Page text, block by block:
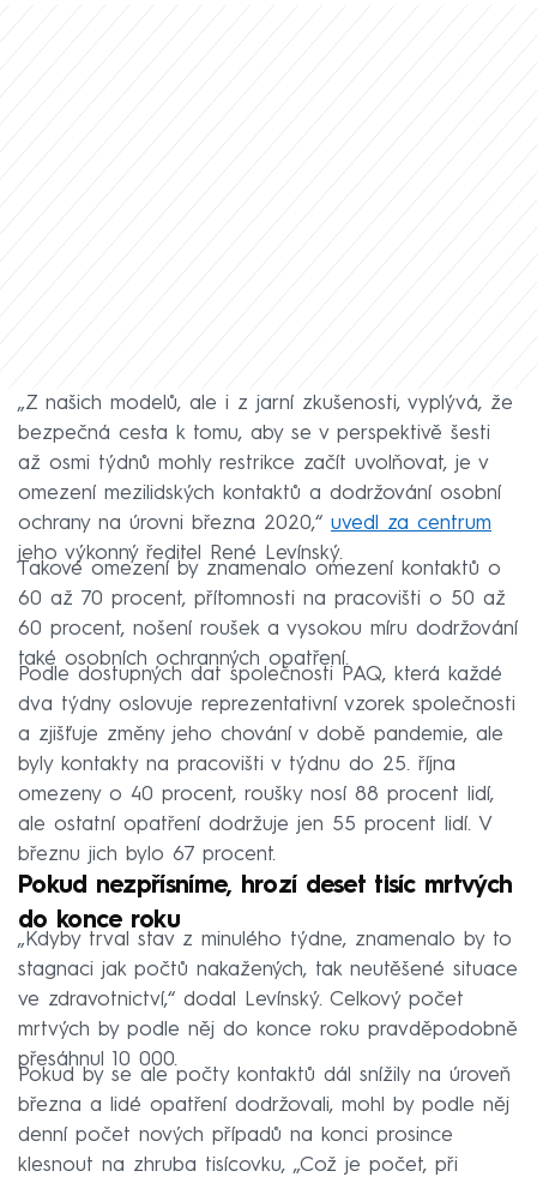
„Z našich modelů, ale i z jarní zkušenosti, vyplývá, že
bezpečná cesta k tomu, aby se v perspektivě šesti
až osmi týdnů mohly restrikce začít uvolňovat, je v
omezení mezilidských kontaktů a dodržování osobní
ochrany na úrovni března 2020,“ uvedl za centrum
jeho výkonný ředitel René Levínský.
Takové omezení by znamenalo omezení kontaktů o
60 až 70 procent, přítomnosti na pracovišti o 50 až
60 procent, nošení roušek a vysokou míru dodržování
také osobních ochranných opatření.
Podle dostupných dat společnosti PAQ, která každé
dva týdny oslovuje reprezentativní vzorek společnosti
a zjišťuje změny jeho chování v době pandemie, ale
byly kontakty na pracovišti v týdnu do 25. října
omezeny o 40 procent, roušky nosí 88 procent lidí,
ale ostatní opatření dodržuje jen 55 procent lidí. V
březnu jich bylo 67 procent.
Pokud nezpřísníme, hrozí deset tisíc mrtvých
do konce roku
„Kdyby trval stav z minulého týdne, znamenalo by to
stagnaci jak počtů nakažených, tak neutěšené situace
ve zdravotnictví,“ dodal Levínský. Celkový počet
mrtvých by podle něj do konce roku pravděpodobně
přesáhnul 10 000.
Pokud by se ale počty kontaktů dál snížily na úroveň
března a lidé opatření dodržovali, mohl by podle něj
denní počet nových případů na konci prosince
klesnout na zhruba tisícovku, „Což je počet, při